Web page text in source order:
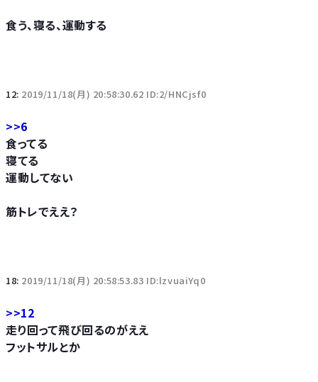
食う、寝る、運動する
12: 2019/11/18(月) 20:58:30.62 ID:2/HNCjsf0
>>6
食ってる
寝てる
運動してない
筋トレでええ？
18: 2019/11/18(月) 20:58:53.83 ID:lzvuaiYq0
>>12
走り回って飛び回るのがええ
フットサルとか